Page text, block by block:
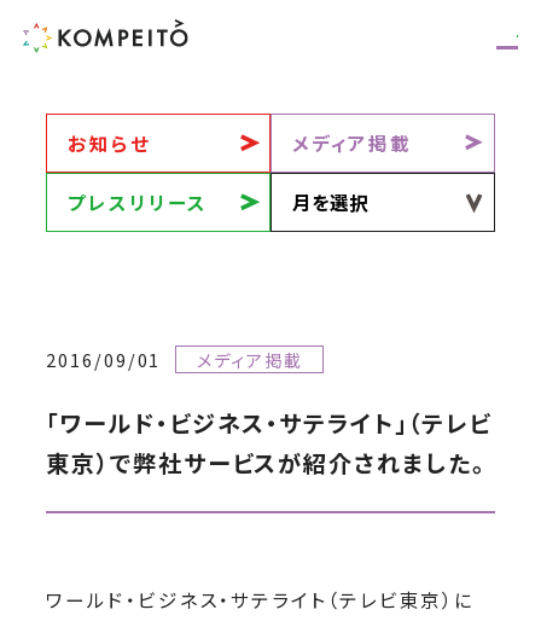
お知らせ メディア掲載
プレスリリース
2016/09/01 メディア掲載
「ワールド・ビジネス・サテライト」（テレビ
東京）で弊社サービスが紹介されました。
ワールド・ビジネス・サテライト（テレビ東京）に